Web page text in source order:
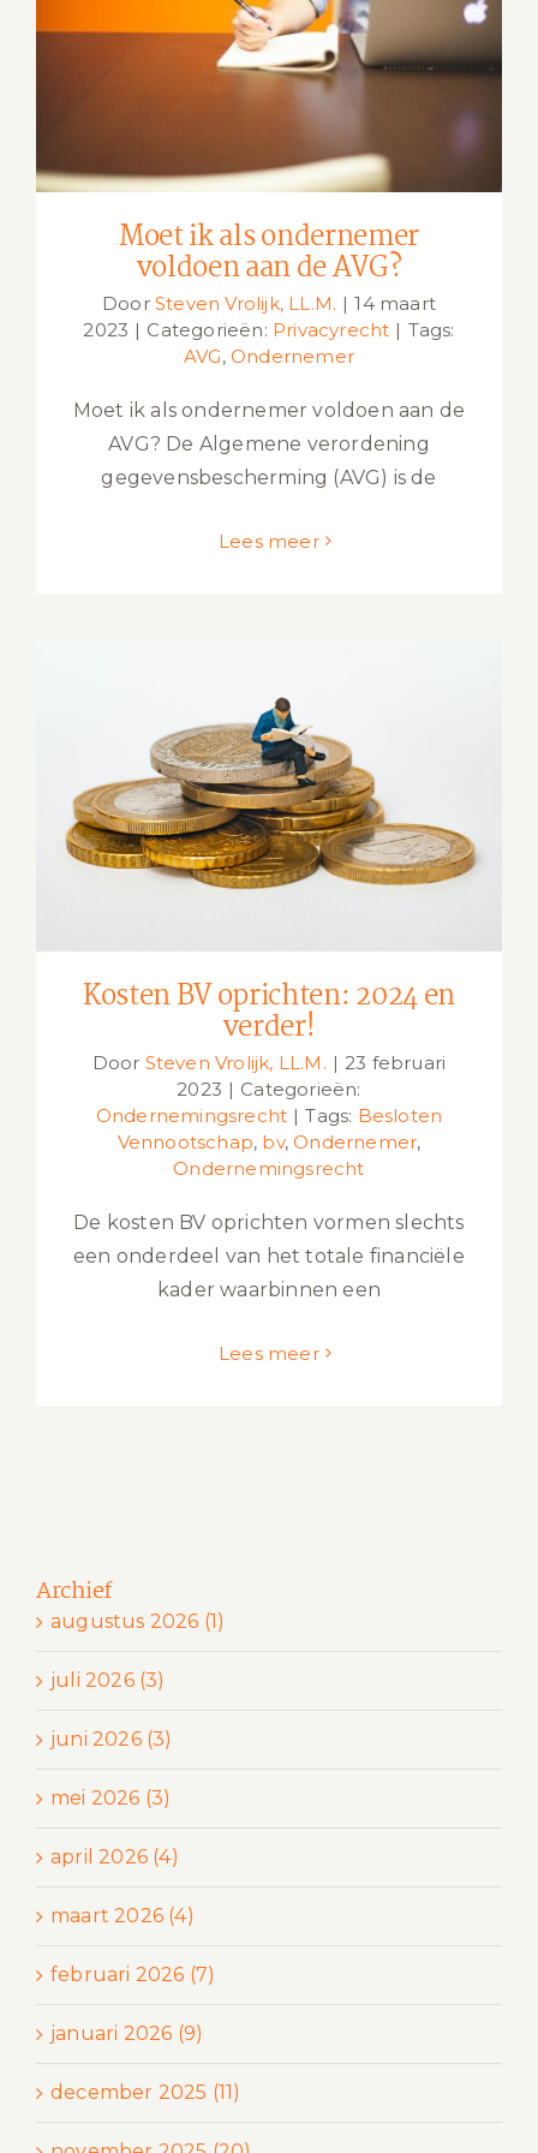
Moet ik als ondernemer voldoen aan
de AVG?
Moet ik als ondernemer
voldoen aan de AVG?
Door Steven Vrolijk, LL.M. | 14 maart
2023 | Categorieën: Privacyrecht | Tags:
AVG, Ondernemer
Moet ik als ondernemer voldoen aan de
AVG? De Algemene verordening
gegevensbescherming (AVG) is de
Lees meer
Kosten BV oprichten: 2024 en verder!
Kosten BV oprichten: 2024 en
verder!
Door Steven Vrolijk, LL.M. | 23 februari
2023 | Categorieën:
Ondernemingsrecht | Tags: Besloten
Vennootschap, bv, Ondernemer,
Ondernemingsrecht
De kosten BV oprichten vormen slechts
een onderdeel van het totale financiële
kader waarbinnen een
Lees meer
Archief
augustus 2026 (1)
juli 2026 (3)
juni 2026 (3)
mei 2026 (3)
april 2026 (4)
maart 2026 (4)
februari 2026 (7)
januari 2026 (9)
december 2025 (11)